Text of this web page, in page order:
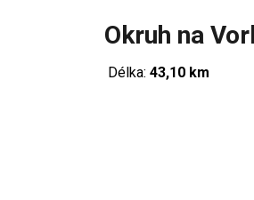
Okruh na
Délka: 43,10 km